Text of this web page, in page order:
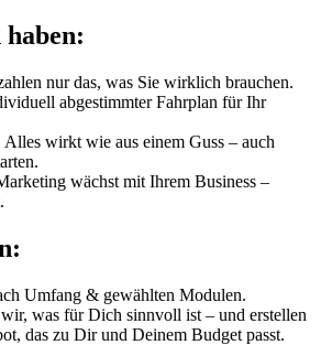
haben:
nur das, was Sie wirklich brauchen.
abgestimmter Fahrplan für Ihr
Alles wirkt wie aus einem Guss – auch
wächst mit Ihrem Business –
Umfang & gewählten Modulen.
was für Dich sinnvoll ist – und erstellen
das zu Dir und Deinem Budget passt.